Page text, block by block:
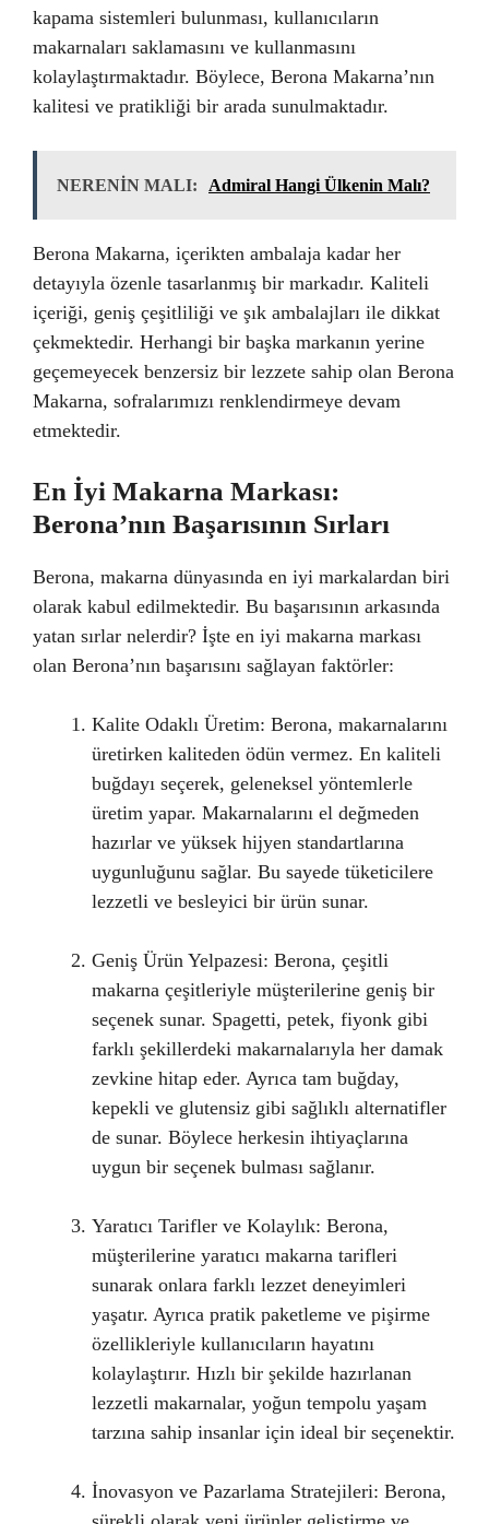
kapama sistemleri bulunması, kullanıcıların
makarnaları saklamasını ve kullanmasını
kolaylaştırmaktadır. Böylece, Berona Makarna’nın
kalitesi ve pratikliği bir arada sunulmaktadır.
NERENİN MALI: Admiral Hangi Ülkenin Malı?
Berona Makarna, içerikten ambalaja kadar her
detayıyla özenle tasarlanmış bir markadır. Kaliteli
içeriği, geniş çeşitliliği ve şık ambalajları ile dikkat
çekmektedir. Herhangi bir başka markanın yerine
geçemeyecek benzersiz bir lezzete sahip olan Berona
Makarna, sofralarımızı renklendirmeye devam
etmektedir.
En İyi Makarna Markası:
Berona’nın Başarısının Sırları
Berona, makarna dünyasında en iyi markalardan biri
olarak kabul edilmektedir. Bu başarısının arkasında
yatan sırlar nelerdir? İşte en iyi makarna markası
olan Berona’nın başarısını sağlayan faktörler:
Kalite Odaklı Üretim: Berona, makarnalarını
üretirken kaliteden ödün vermez. En kaliteli
buğdayı seçerek, geleneksel yöntemlerle
üretim yapar. Makarnalarını el değmeden
hazırlar ve yüksek hijyen standartlarına
uygunluğunu sağlar. Bu sayede tüketicilere
lezzetli ve besleyici bir ürün sunar.
Geniş Ürün Yelpazesi: Berona, çeşitli
makarna çeşitleriyle müşterilerine geniş bir
seçenek sunar. Spagetti, petek, fiyonk gibi
farklı şekillerdeki makarnalarıyla her damak
zevkine hitap eder. Ayrıca tam buğday,
kepekli ve glutensiz gibi sağlıklı alternatifler
de sunar. Böylece herkesin ihtiyaçlarına
uygun bir seçenek bulması sağlanır.
Yaratıcı Tarifler ve Kolaylık: Berona,
müşterilerine yaratıcı makarna tarifleri
sunarak onlara farklı lezzet deneyimleri
yaşatır. Ayrıca pratik paketleme ve pişirme
özellikleriyle kullanıcıların hayatını
kolaylaştırır. Hızlı bir şekilde hazırlanan
lezzetli makarnalar, yoğun tempolu yaşam
tarzına sahip insanlar için ideal bir seçenektir.
İnovasyon ve Pazarlama Stratejileri: Berona,